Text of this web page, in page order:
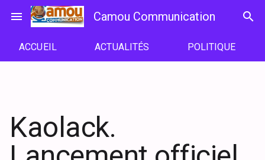
menu Camou Communication search
ACCUEIL ACTUALITÉS POLITIQUE
Kaolack.